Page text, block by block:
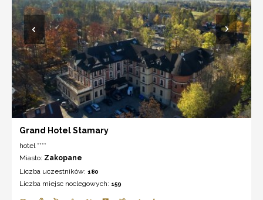
Grand Hotel Stamary
hotel ****
Miasto: Zakopane
Liczba uczestników: 180
Liczba miejsc noclegowych: 159